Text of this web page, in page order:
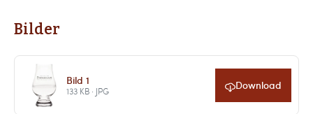
Bilder
Bild 1
133 KB · JPG Download